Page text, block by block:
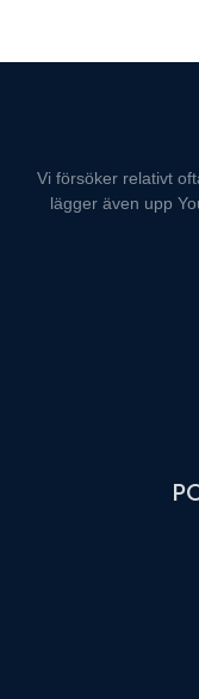
Vi försöker relativt
lägger även upp